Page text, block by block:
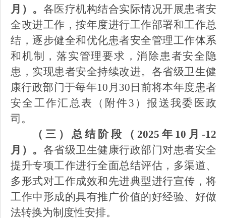
月）。 各医疗机构结合实际情况开展患者安
全改进工作，按年度进行工作部署和工作总
结，逐步健全和优化患者安全管理工作体系
和机制，落实管理要求，消除患者安全隐
患，实现患者安全持续改进。各省级卫生健
康行政部门于每年10 月 30日前将本年度患者
安全工作汇总表（附件3）报送我委医政
司。
（三）总结阶段（ 2025年10月-12
月）。 各省级卫生健康行政部门对患者安全
提升专项工作进行全面总结评估，多渠道、
多形式对工作成效和先进典型进行宣传，将
工作中形成的具有推广价值的好经验、好做
法转换为制度性安排。